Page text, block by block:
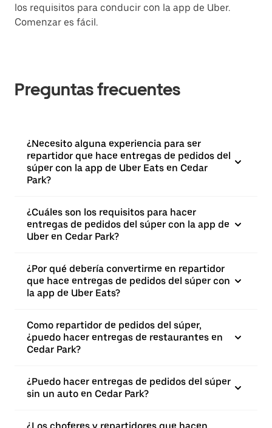
los requisitos para conducir con la app de Uber.
Comenzar es fácil.
Preguntas frecuentes
¿Necesito alguna experiencia para ser
repartidor que hace entregas de pedidos del
súper con la app de Uber Eats en Cedar
Park?
¿Cuáles son los requisitos para hacer
entregas de pedidos del súper con la app de
Uber en Cedar Park?
¿Por qué debería convertirme en repartidor
que hace entregas de pedidos del súper con
la app de Uber Eats?
Como repartidor de pedidos del súper,
¿puedo hacer entregas de restaurantes en
Cedar Park?
¿Puedo hacer entregas de pedidos del súper
sin un auto en Cedar Park?